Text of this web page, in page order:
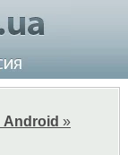
Android »